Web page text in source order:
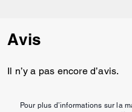
Avis
Il n’y a pas encore d’avis.
Pour plus d’informations sur la